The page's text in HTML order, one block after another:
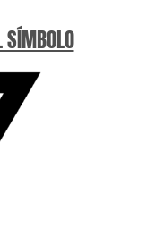
SÍMBOLO